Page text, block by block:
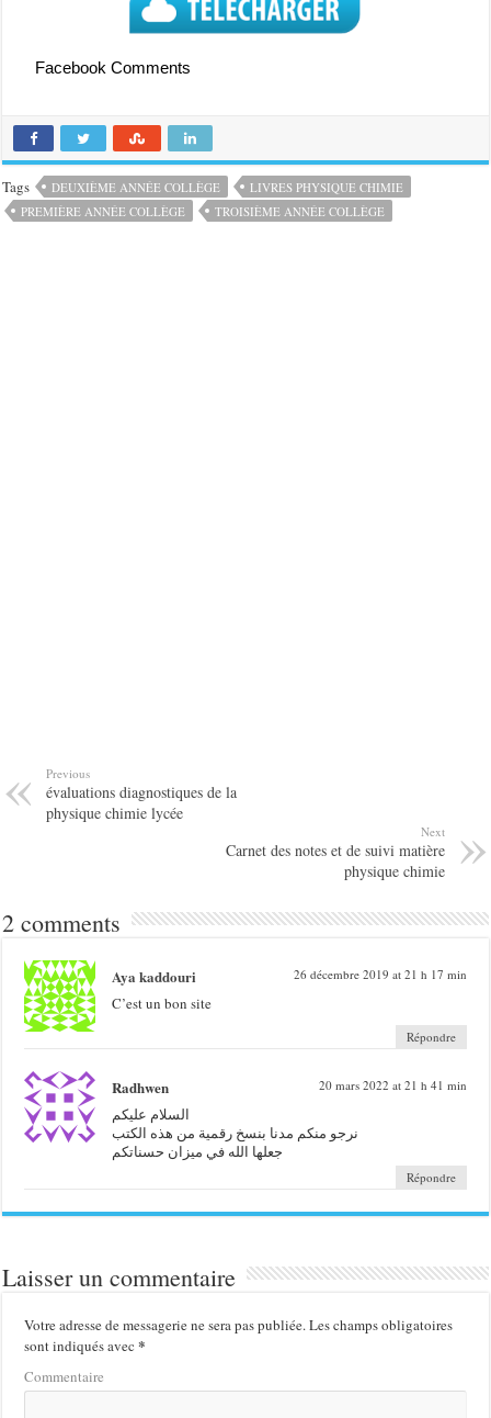
Facebook Comments
Tags DEUXIÈME ANNÉE COLLÈGE
LIVRES PHYSIQUE CHIMIE
PREMIÈRE ANNÉE COLLÈGE
TROISIÈME ANNÉE COLLÈGE
Previous
évaluations diagnostiques de la
physique chimie lycée
Next
Carnet des notes et de suivi matière
physique chimie
2 comments
Aya kaddouri 26 décembre 2019 at 21 h 17 min
C’est un bon site
Répondre
Radhwen 20 mars 2022 at 21 h 41 min
السلام عليكم
نرجو منكم مدنا بنسخ رقمية من هذه الكتب
جعلها الله في ميزان حسناتكم
Répondre
Laisser un commentaire
Votre adresse de messagerie ne sera pas publiée.Les champs obligatoires
sont indiqués avec*
Commentaire